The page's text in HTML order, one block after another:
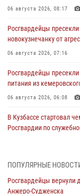
06 августа 2026, 08:17
Росгвардейцы
новокузнечанку от
06 августа 2026, 07:16
Росгвардейцы
питания из
06 августа 2026, 06:08
В Кузбассе стартовал
Росгвардии по
Росгвардейцы
05 августа 2026, 09:30
ПОПУЛЯРНЫЕ
Росгвардейцы вернули
Анжеро-Судженска